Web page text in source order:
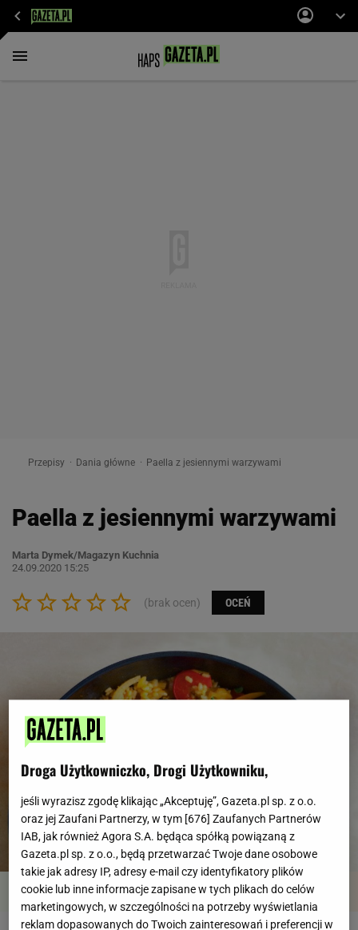
Przepisy Dania główne Paella z jesiennymi warzywami
Paella z jesiennymi warzywami
Marta Dymek/Magazyn Kuchnia
24.09.2020 15:25
(brak ocen) OCEŃ
Przegląd Składniki Kroki
Droga Użytkowniczko, Drogi Użytkowniku,
jeśli wyrazisz zgodę klikając „Akceptuję”, Gazeta.pl sp. z o.o.
oraz jej Zaufani Partnerzy, w tym [676] Zaufanych Partnerów
IAB, jak również Agora S.A. będąca spółką powiązaną z
Gazeta.pl sp. z o.o., będą przetwarzać Twoje dane osobowe
takie jak adresy IP, adresy e-mail czy identyfikatory plików
cookie lub inne informacje zapisane w tych plikach do celów
marketingowych, w szczególności na potrzeby wyświetlania
reklam dopasowanych do Twoich zainteresowań i preferencji w